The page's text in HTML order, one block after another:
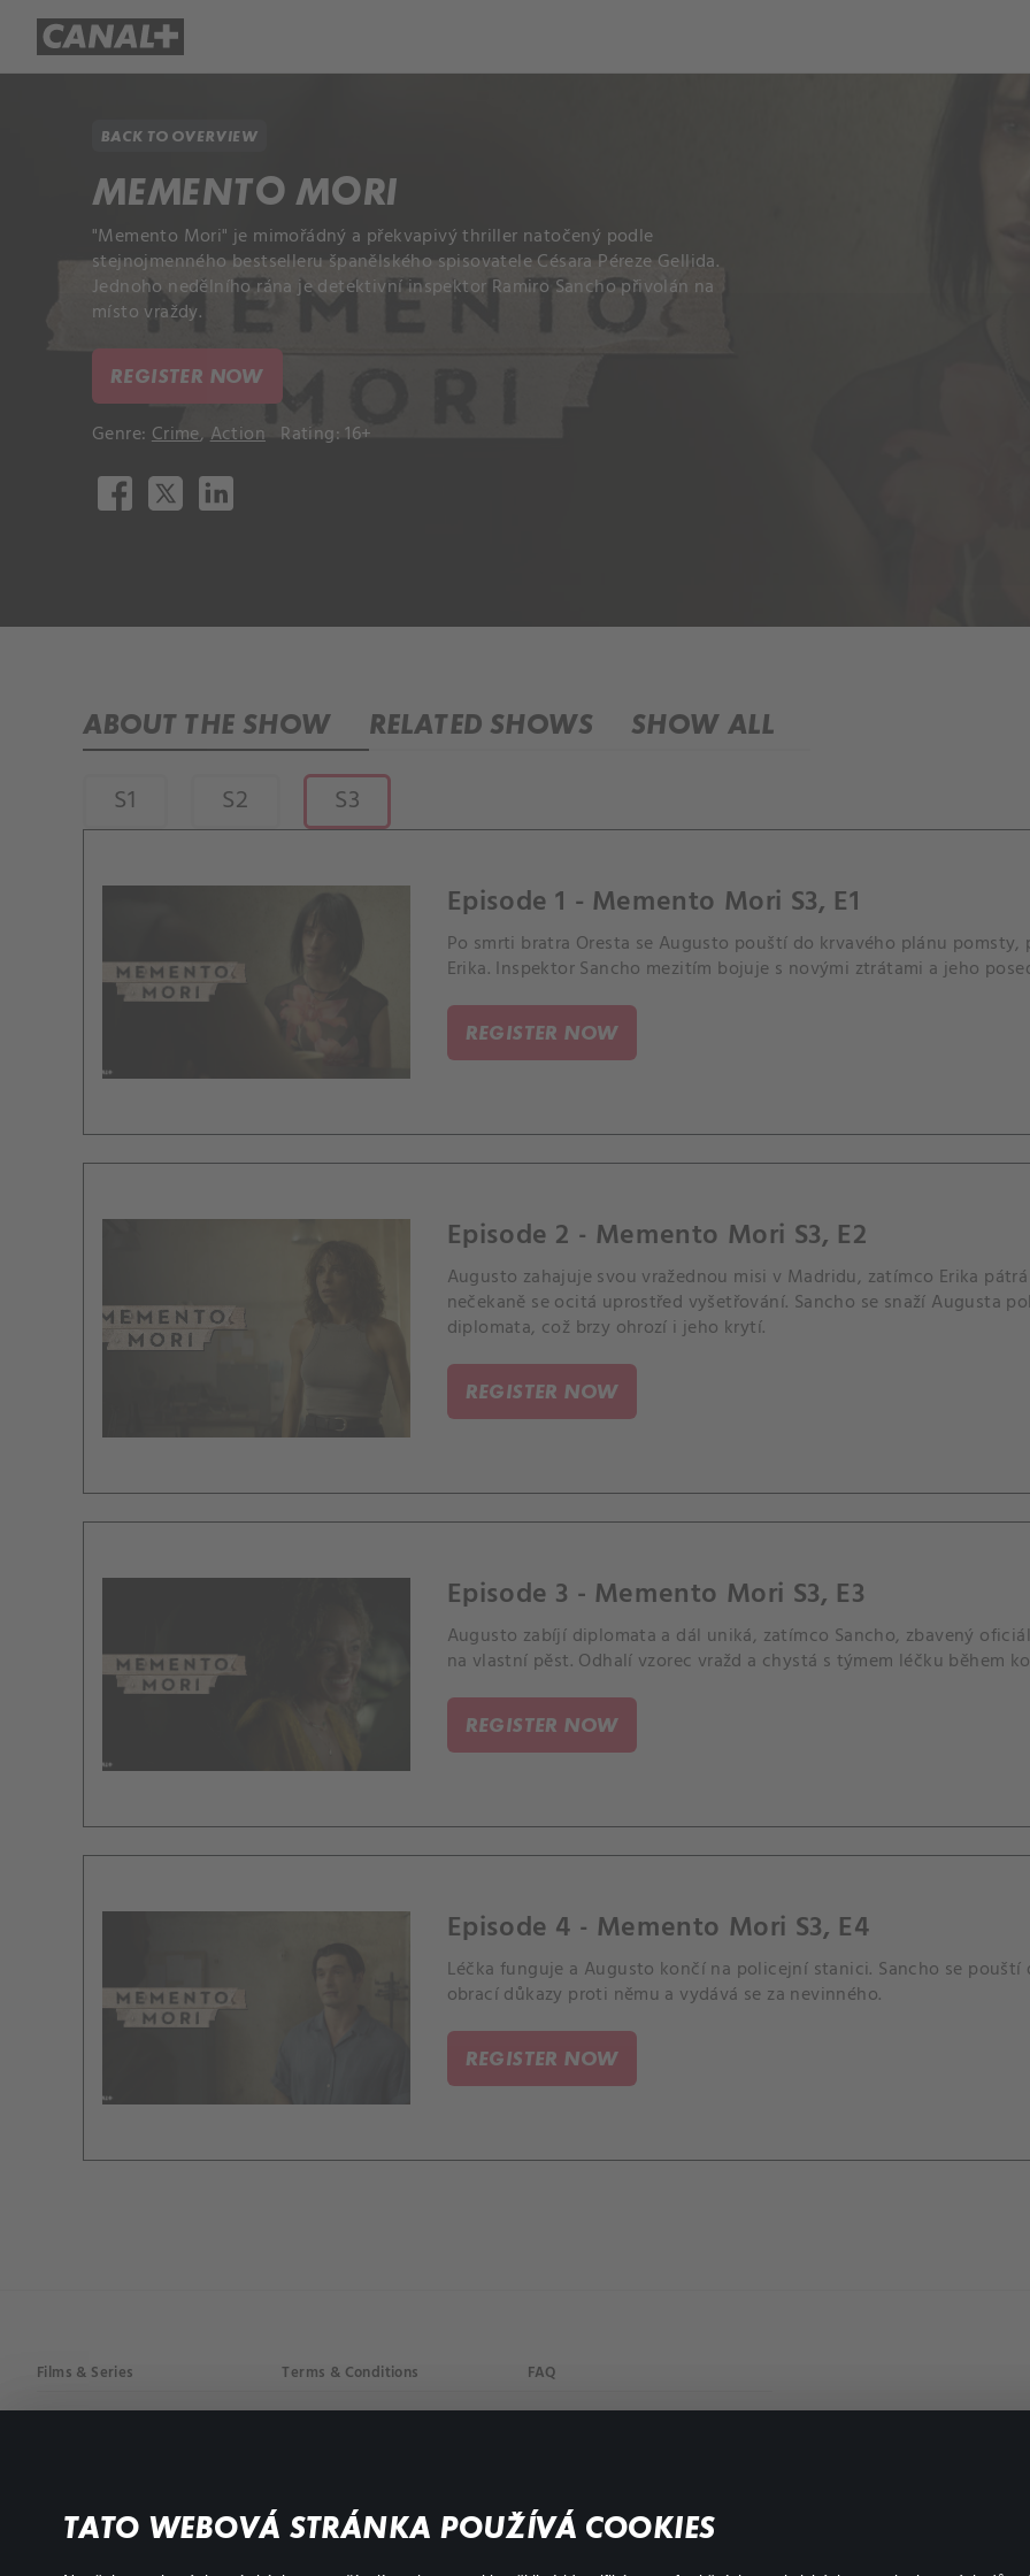
TATO WEBOVÁ STRÁNKA POUŽÍVÁ COOKIES
BACK TO OVERVIEW
MEMENTO MORI
"Memento Mori" je mimořádný a překvapivý thriller natočený podle
stejnojmenného bestselleru španělského spisovatele Césara Péreze Gellida.
Jednoho nedělního rána je detektivní inspektor Ramiro Sancho přivolán na
místo vraždy.
REGISTER NOW
Genre: Crime, Action Rating: 16+
ABOUT THE SHOW RELATED SHOWS SHOW ALL
S1 S2 S3
Episode 1 - Memento Mori S3, E1
Po smrti bratra Oresta se Augusto pouští do krvavého plánu
Erika. Inspektor Sancho mezitím bojuje s novými ztrátami a jeho
REGISTER NOW
Episode 2 - Memento Mori S3, E2
Augusto zahajuje svou vražednou misi v Madridu, zatímco Erika
nečekaně se ocitá uprostřed vyšetřování. Sancho se snaží Augusta
diplomata, což brzy ohrozí i jeho krytí.
REGISTER NOW
Episode 3 - Memento Mori S3, E3
Augusto zabíjí diplomata a dál uniká, zatímco Sancho, zbavený
na vlastní pěst. Odhalí vzorec vražd a chystá s týmem léčku během
REGISTER NOW
Episode 4 - Memento Mori S3, E4
Léčka funguje a Augusto končí na policejní stanici. Sancho se
obrací důkazy proti němu a vydává se za nevinného.
REGISTER NOW
Films & Series
Action
Terms & Conditions FAQ